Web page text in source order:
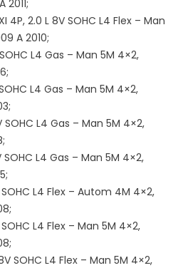
2011;
4P, 2.0 L 8V SOHC L4 Flex – Man
A 2010;
L4 Gas – Man 5M 4×2,
L4 Gas – Man 5M 4×2,
SOHC L4 Gas – Man 5M 4×2,
SOHC L4 Gas – Man 5M 4×2,
SOHC L4 Flex – Autom 4M 4×2,
L4 Flex – Man 5M 4×2,
SOHC L4 Flex – Man 5M 4×2,